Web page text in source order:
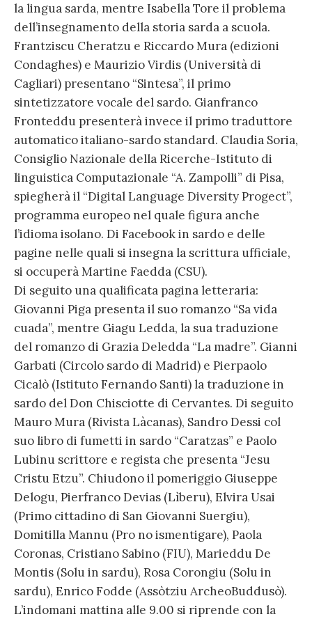
la lingua sarda, mentre Isabella Tore il problema
dell’insegnamento della storia sarda a scuola.
Frantziscu Cheratzu e Riccardo Mura (edizioni
Condaghes) e Maurizio Virdis (Università di
Cagliari) presentano “Sintesa”, il primo
sintetizzatore vocale del sardo. Gianfranco
Fronteddu presenterà invece il primo traduttore
automatico italiano-sardo standard. Claudia Soria,
Consiglio Nazionale della Ricerche-Istituto di
linguistica Computazionale “A. Zampolli” di Pisa,
spiegherà il “Digital Language Diversity Progect”,
programma europeo nel quale figura anche
l’idioma isolano. Di Facebook in sardo e delle
pagine nelle quali si insegna la scrittura ufficiale,
si occuperà Martine Faedda (CSU).
Di seguito una qualificata pagina letteraria:
Giovanni Piga presenta il suo romanzo “Sa vida
cuada”, mentre Giagu Ledda, la sua traduzione
del romanzo di Grazia Deledda “La madre”. Gianni
Garbati (Circolo sardo di Madrid) e Pierpaolo
Cicalò (Istituto Fernando Santi) la traduzione in
sardo del Don Chisciotte di Cervantes. Di seguito
Mauro Mura (Rivista Làcanas), Sandro Dessi col
suo libro di fumetti in sardo “Caratzas” e Paolo
Lubinu scrittore e regista che presenta “Jesu
Cristu Etzu”. Chiudono il pomeriggio Giuseppe
Delogu, Pierfranco Devias (Lìberu), Elvira Usai
(Primo cittadino di San Giovanni Suergiu),
Domitilla Mannu (Pro no ismentigare), Paola
Coronas, Cristiano Sabino (FIU), Marieddu De
Montis (Solu in sardu), Rosa Corongiu (Solu in
sardu), Enrico Fodde (Assòtziu ArcheoBuddusò).
L’indomani mattina alle 9.00 si riprende con la